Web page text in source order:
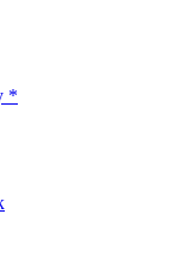
*